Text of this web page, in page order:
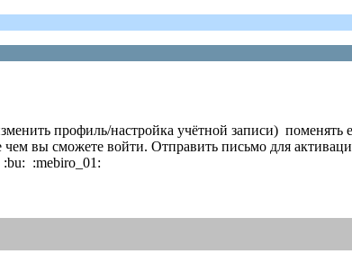
профиль/настройка учётной записи) поменять
вы сможете войти. Отправить письмо для
:mebiro_01: